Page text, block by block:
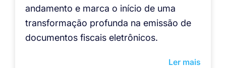
andamento e marca o início de uma
transformação profunda na emissão de
documentos fiscais eletrônicos.
Ler mais